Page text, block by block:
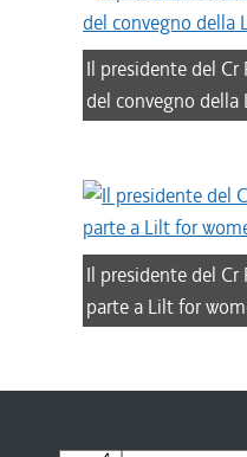
Il presidente del
del convegno della
Il presidente del
parte a Lilt for